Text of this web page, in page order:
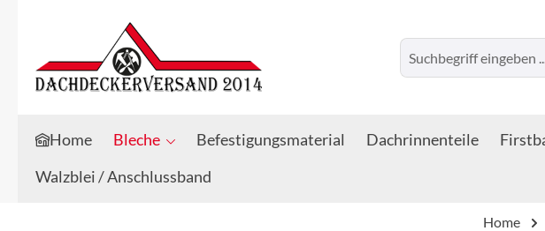
Zum Hauptinhalt springen
Zur Suche springen
Home Bleche Befestigungsmaterial Dachrinnenteile
Walzblei / Anschlussband
Home